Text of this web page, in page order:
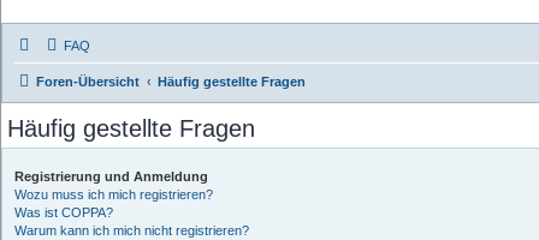
FAQ
Foren-Übersicht Häufig gestellte Fragen
Häufig gestellte Fragen
Registrierung und Anmeldung
Wozu muss ich mich registrieren?
Was ist COPPA?
Warum kann ich mich nicht registrieren?